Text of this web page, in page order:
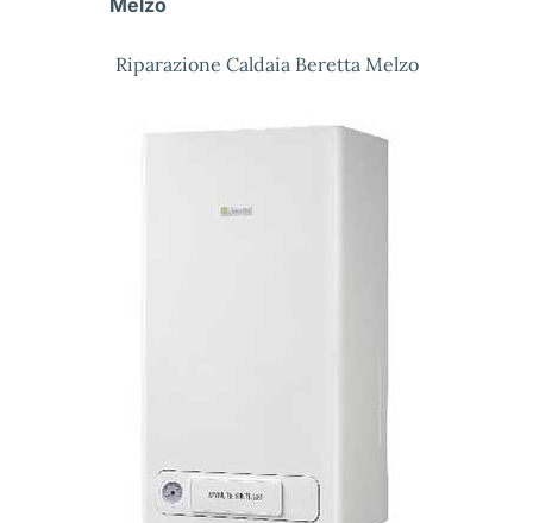
Melzo
Riparazione Caldaia Beretta Melzo